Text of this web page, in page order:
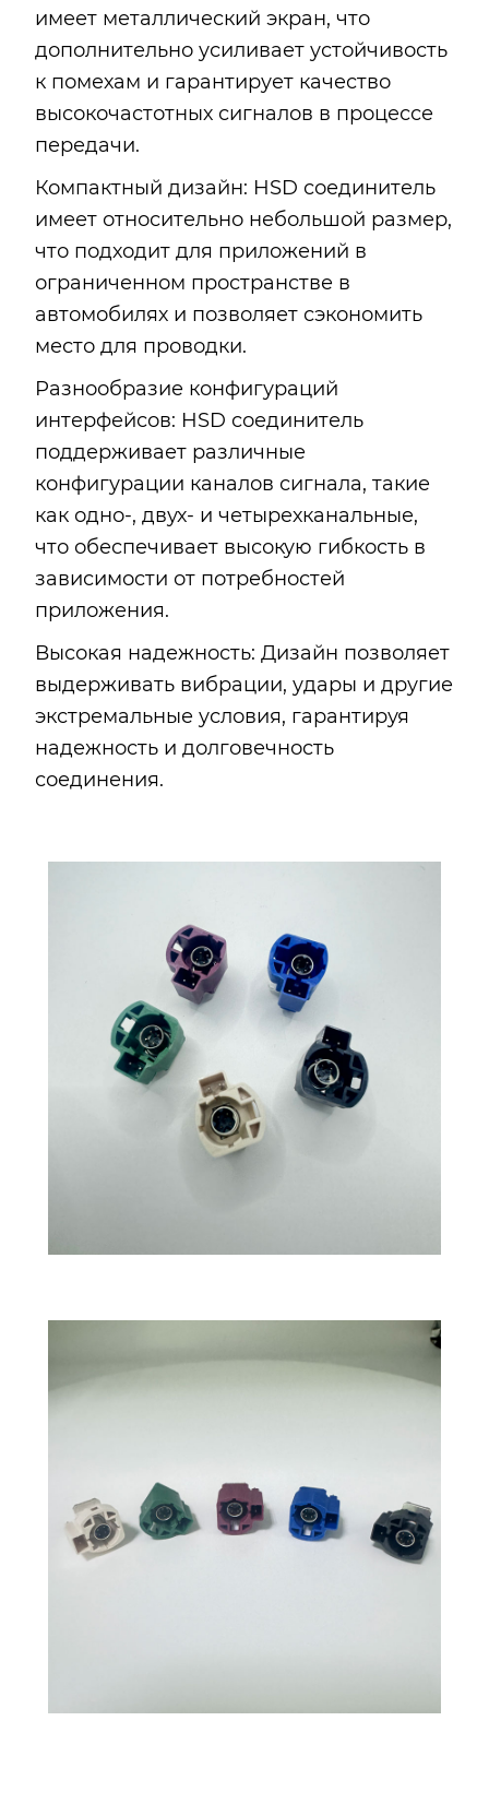
имеет металлический экран, что
дополнительно усиливает устойчивость
к помехам и гарантирует качество
высокочастотных сигналов в процессе
передачи.
Компактный дизайн: HSD соединитель
имеет относительно небольшой размер,
что подходит для приложений в
ограниченном пространстве в
автомобилях и позволяет сэкономить
место для проводки.
Разнообразие конфигураций
интерфейсов: HSD соединитель
поддерживает различные
конфигурации каналов сигнала, такие
как одно-, двух- и четырехканальные,
что обеспечивает высокую гибкость в
зависимости от потребностей
приложения.
Высокая надежность: Дизайн позволяет
выдерживать вибрации, удары и другие
экстремальные условия, гарантируя
надежность и долговечность
соединения.